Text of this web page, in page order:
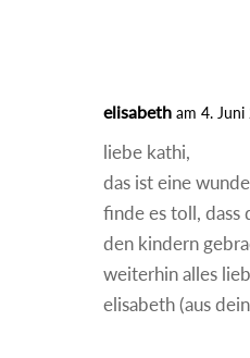
elisabeth am 4.
liebe kathi,
das ist eine
finde es toll, dass
den kindern
weiterhin alles
elisabeth (aus